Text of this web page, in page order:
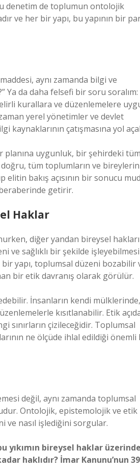
denetim de toplumun ontolojik
ve her bir yapı, bu yapının bir
aynı zamanda bilgi ve
da daha felsefi bir soru soralım:
kurallara ve düzenlemelere
yerel yönetimler ve devlet
kaynaklarının çatışmasına yol
planına uygunluk, bir şehirdeki tüm
doğru, tüm toplumların ve bireylerin
bakış açısının bir sonucu
getirir.
Haklar
diğer yandan bireysel
ve sağlıklı bir şekilde işleyebilmesi
bir yapı, toplumsal düzeni bozabilir
bir etik davranış olarak görülür.
İnsanların kendi mülklerinde,
kısıtlanabilir. Etik
sınırların çizileceğidir. Toplumsal
ne ölçüde ihlal edildiği önemli
değil, aynı zamanda toplumsal
Ontolojik, epistemolojik ve etik
ve nasıl işlediğini sorgular.
yıkımın bireysel haklar
haklıdır? İmar Kanunu’nun